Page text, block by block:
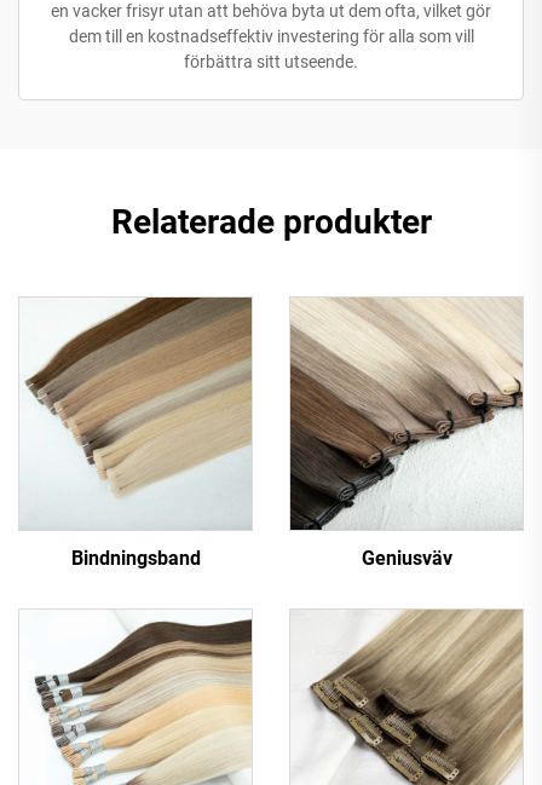
en vacker frisyr utan att behöva byta ut dem ofta, vilket gör
dem till en kostnadseffektiv investering för alla som vill
förbättra sitt utseende.
Relaterade produkter
Bindningsband Geniusväv